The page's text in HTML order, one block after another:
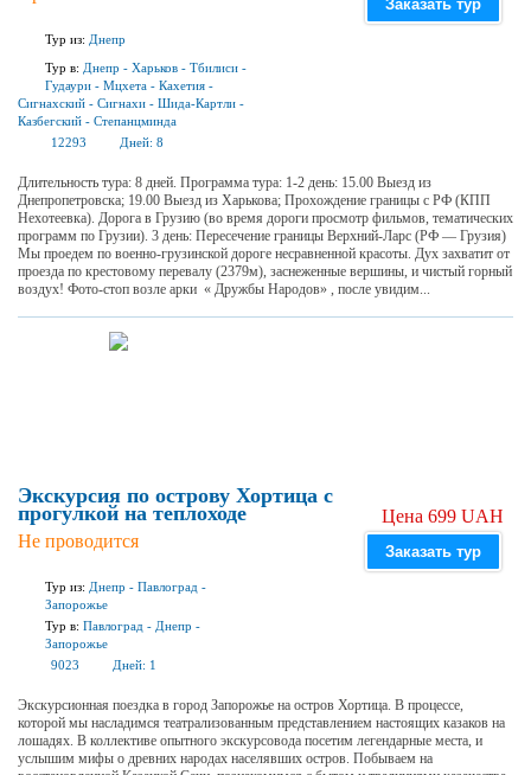
Тур из: Днепр
Тур в: Днепр - Харьков - Тбилиси -
Гудаури - Мцхета - Кахетия -
Сигнахский - Сигнахи - Шида-Картли -
Казбегский - Степанцминда
12293
Дней: 8
Заказать тур
Длительность тура: 8 дней. Программа тура: 1-2 день: 15.00 Выезд из
Днепропетровска; 19.00 Выезд из Харькова; Прохождение границы с РФ (КПП
Нехотеевка). Дорога в Грузию (во время дороги просмотр фильмов, тематических
программ по Грузии). 3 день: Пересечение границы Верхний-Ларс (РФ — Грузия)
Мы проедем по военно-грузинской дороге несравненной красоты. Дух захватит от
проезда по крестовому перевалу (2379м), заснеженные вершины, и чистый горный
воздух! Фото-стоп возле арки « Дружбы Народов» , после увидим...
Экскурсия по острову Хортица с
прогулкой на теплоходе
Не проводится
Тур из: Днепр - Павлоград -
Запорожье
Тур в: Павлоград - Днепр -
Запорожье
9023
Дней: 1
Цена 699 UAH
Заказать тур
Экскурсионная поездка в город Запорожье на остров Хортица. В процессе,
которой мы насладимся театрализованным представлением настоящих казаков на
лошадях. В коллективе опытного экскурсовода посетим легендарные места, и
услышим мифы о древних народах населявших остров. Побываем на